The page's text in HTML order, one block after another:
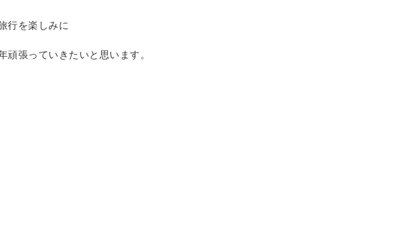
行を楽しみに
頑張っていきたいと思います。